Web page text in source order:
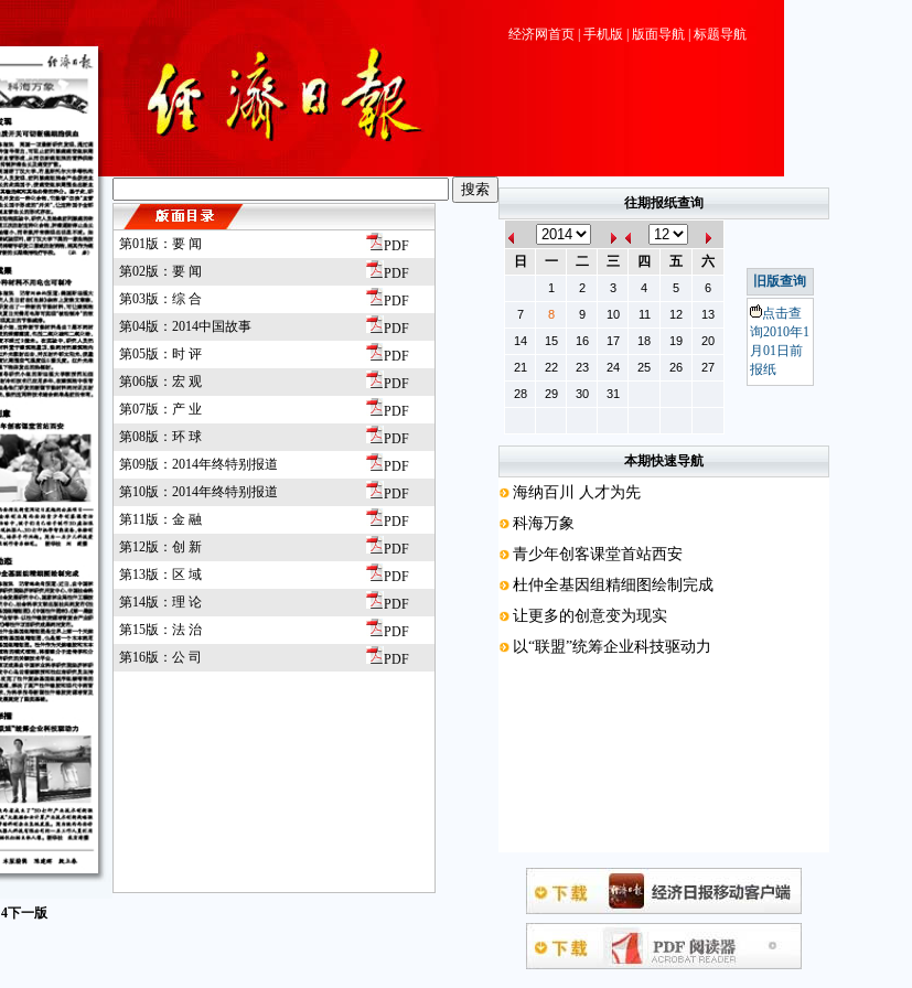
4下一版
经济网首页 手机版 版面导航 标题导航
第01版：要 闻
PDF
第02版：要 闻
PDF
第03版：综 合
PDF
第04版：2014中国故事
PDF
第05版：时 评
PDF
第06版：宏 观
PDF
第07版：产 业
PDF
第08版：环 球
PDF
第09版：2014年终特别报道
PDF
第10版：2014年终特别报道
PDF
第11版：金 融
PDF
第12版：创 新
PDF
第13版：区 域
PDF
第14版：理 论
PDF
第15版：法 治
PDF
第16版：公 司
PDF
往期报纸查询
日 一 二 三 四 五 六
1 2 3 4 5
6
7
8 9 10 11 12
13
14
15 16 17 18 19
20
21
22 23 24 25 26
27
28
29 30 31
旧版查询
点击查
询2010年1
月01日前
报纸
本期快速导航
海纳百川 人才为先
科海万象
青少年创客课堂首站西安
杜仲全基因组精细图绘制完成
让更多的创意变为现实
以“联盟”统筹企业科技驱动力